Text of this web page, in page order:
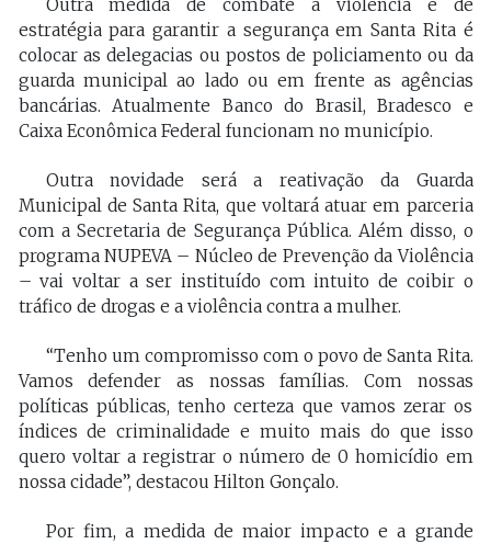
Outra medida de combate a violência e de
estratégia para garantir a segurança em Santa Rita é
colocar as delegacias ou postos de policiamento ou da
guarda municipal ao lado ou em frente as agências
bancárias. Atualmente Banco do Brasil, Bradesco e
Caixa Econômica Federal funcionam no município.
Outra novidade será a reativação da Guarda
Municipal de Santa Rita, que voltará atuar em parceria
com a Secretaria de Segurança Pública. Além disso, o
programa NUPEVA – Núcleo de Prevenção da Violência
– vai voltar a ser instituído com intuito de coibir o
tráfico de drogas e a violência contra a mulher.
“Tenho um compromisso com o povo de Santa Rita.
Vamos defender as nossas famílias. Com nossas
políticas públicas, tenho certeza que vamos zerar os
índices de criminalidade e muito mais do que isso
quero voltar a registrar o número de 0 homicídio em
nossa cidade”, destacou Hilton Gonçalo.
Por fim, a medida de maior impacto e a grande